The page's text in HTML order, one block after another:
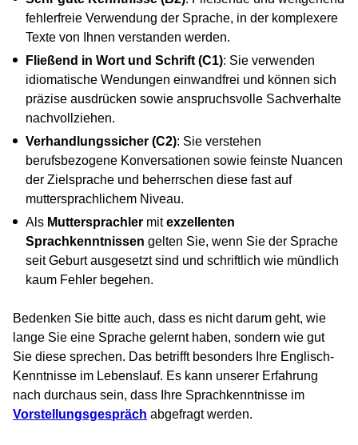
fehlerfreie Verwendung der Sprache, in der komplexere
Texte von Ihnen verstanden werden.
Fließend in Wort und Schrift (C1): Sie verwenden
idiomatische Wendungen einwandfrei und können sich
präzise ausdrücken sowie anspruchsvolle Sachverhalte
nachvollziehen.
Verhandlungssicher (C2): Sie verstehen
berufsbezogene Konversationen sowie feinste Nuancen
der Zielsprache und beherrschen diese fast auf
muttersprachlichem Niveau.
Als Muttersprachler mitexzellenten
Sprachkenntnissen gelten Sie, wenn Sie der Sprache
seit Geburt ausgesetzt sind und schriftlich wie mündlich
kaum Fehler begehen.
Bedenken Sie bitte auch, dass es nicht darum geht, wie
lange Sie eine Sprache gelernt haben, sondern wie gut
Sie diese sprechen. Das betrifft besonders Ihre Englisch-
Kenntnisse im Lebenslauf. Es kann unserer Erfahrung
nach durchaus sein, dass Ihre Sprachkenntnisse im
Vorstellungsgespräch abgefragt werden.